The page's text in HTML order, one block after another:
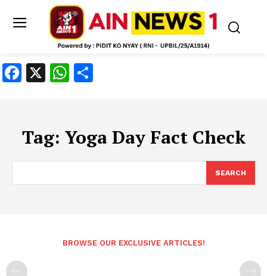
Facebook
X WhatsApp
Tag: Yoga Day Fact Check
SEARCH
BROWSE OUR EXCLUSIVE ARTICLES!